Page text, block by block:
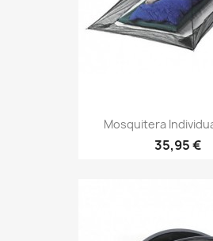
Mosquitera
Precio
35,95 €